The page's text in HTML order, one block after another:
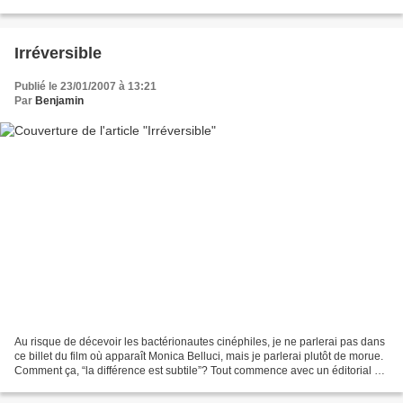
Irréversible
Publié le 23/01/2007 à 13:21
Par Benjamin
Au risque de décevoir les bactérionautes cinéphiles, je ne parlerai pas dans
ce billet du film où apparaît Monica Belluci, mais je parlerai plutôt de morue.
Comment ça, “la différence est subtile”? Tout commence avec un éditorial du